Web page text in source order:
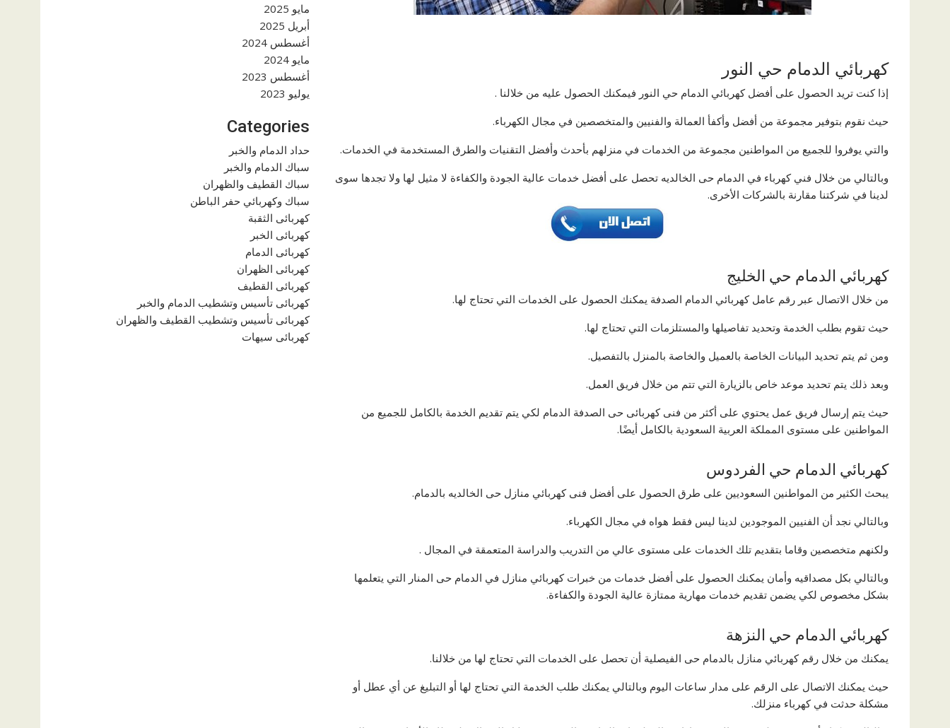
كهربائي الدمام حي النور
إذا كنت تريد الحصول على أفضل كهربائي الدمام حي النور فيمكنك الحصول عليه من خلالنا .
حيث نقوم بتوفير مجموعة من أفضل وأكفأ العمالة والفنيين والمتخصصين في مجال الكهرباء.
والتي يوفروا للجميع من المواطنين مجموعة من الخدمات في منزلهم بأحدث وأفضل التقنيات والطرق المستخدمة في الخدمات.
وبالتالي من خلال فني كهرباء في الدمام حى الخالديه تحصل على أفضل خدمات عالية الجودة والكفاءة لا مثيل لها ولا تجدها سوى
لدينا في شركتنا مقارنة بالشركات الأخرى.
كهربائي الدمام حي الخليج
من خلال الاتصال عبر رقم عامل كهربائي الدمام الصدفة يمكنك الحصول على الخدمات التي تحتاج لها.
حيث تقوم بطلب الخدمة وتحديد تفاصيلها والمستلزمات التي تحتاج لها.
ومن ثم يتم تحديد البيانات الخاصة بالعميل والخاصة بالمنزل بالتفصيل.
وبعد ذلك يتم تحديد موعد خاص بالزيارة التي تتم من خلال فريق العمل.
حيث يتم إرسال فريق عمل يحتوي على أكثر من فنى كهربائى حى الصدفة الدمام لكي يتم تقديم الخدمة بالكامل للجميع من
المواطنين على مستوى المملكة العربية السعودية بالكامل أيضًا.
كهربائي الدمام حي الفردوس
يبحث الكثير من المواطنين السعوديين على طرق الحصول على أفضل فنى كهربائي منازل حى الخالديه بالدمام.
وبالتالي نجد أن الفنيين الموجودين لدينا ليس فقط هواه في مجال الكهرباء.
ولكنهم متخصصين وقاما بتقديم تلك الخدمات على مستوى عالي من التدريب والدراسة المتعمقة في المجال .
وبالتالي بكل مصداقيه وأمان يمكنك الحصول على أفضل خدمات من خبرات كهربائي منازل في الدمام حى المنار التي يتعلمها
بشكل مخصوص لكي يضمن تقديم خدمات مهارية ممتازة عالية الجودة والكفاءة.
كهربائي الدمام حي النزهة
يمكنك من خلال رقم كهربائي منازل بالدمام حى الفيصلية أن تحصل على الخدمات التي تحتاج لها من خلالنا.
حيث يمكنك الاتصال على الرقم على مدار ساعات اليوم وبالتالي يمكنك طلب الخدمة التي تحتاج لها أو التبليغ عن أي عطل أو
مشكلة حدثت في كهرباء منزلك.
مايو 2025
أبريل 2025
أغسطس 2024
مايو 2024
أغسطس 2023
يوليو 2023
Categories
حداد الدمام والخبر
سباك الدمام والخبر
سباك القطيف والظهران
سباك وكهربائي حفر الباطن
كهربائى الثقبة
كهربائى الخبر
كهربائى الدمام
كهربائى الظهران
كهربائى القطيف
كهربائى تأسيس وتشطيب الدمام والخبر
كهربائى تأسيس وتشطيب القطيف والظهران
كهربائى سيهات